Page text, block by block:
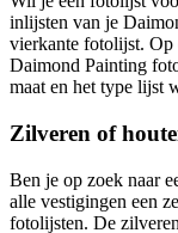
inlijsten van je
vierkante fotolijst. Op
Daimond Painting
maat en het type lijst
Zilveren of
Ben je op zoek naar
alle vestigingen een
fotolijsten. De